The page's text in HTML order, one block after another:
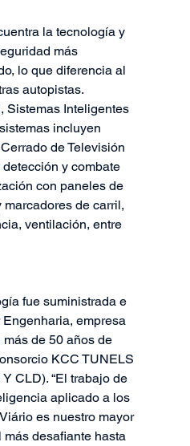
la tecnología y
más
lo que diferencia al
autopistas.
Sistemas Inteligentes
incluyen
de Televisión
y combate
con paneles de
de carril,
ventilación, entre
fue suministrada e
empresa
de 50 años de
KCC TUNELS
CLD). “El trabajo de
aplicado a los
es nuestro mayor
más desafiante hasta